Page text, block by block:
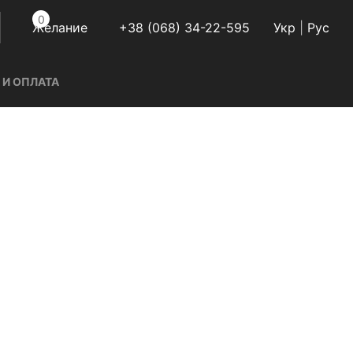
0
Желание +38 (068) 34-22-595 Укр Руc
ОПЛАТА